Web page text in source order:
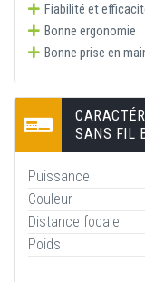
Fiabilité et
Bonne ergonomie
Bonne prise en
SANS FIL
Puissance
Couleur
Distance focale
Poids